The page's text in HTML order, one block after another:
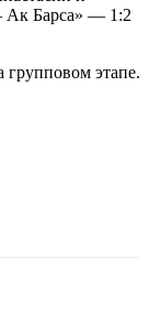
Ак Барса» — 1:2
этапе.